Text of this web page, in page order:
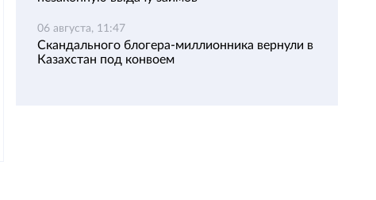
06 августа, 11:47
Скандального блогера-миллионника вернули в
Казахстан под конвоем